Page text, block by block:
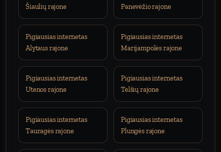
Šiaulių rajone
Panevėžio rajone
Pigiausias internetas
Alytaus rajone
Pigiausias internetas
Marijampolės rajone
Pigiausias internetas
Utenos rajone
Pigiausias internetas
Telšių rajone
Pigiausias internetas
Tauragės rajone
Pigiausias internetas
Plungės rajone